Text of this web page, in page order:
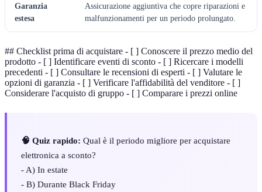
Garanzia
estesa
Assicurazione aggiuntiva che copre riparazioni e
malfunzionamenti per un periodo prolungato.
## Checklist prima di acquistare - [ ] Conoscere il prezzo medio del
prodotto - [ ] Identificare eventi di sconto - [ ] Ricercare i modelli
precedenti - [ ] Consultare le recensioni di esperti - [ ] Valutare le
opzioni di garanzia - [ ] Verificare l'affidabilità del venditore - [ ]
Considerare l'acquisto di gruppo - [ ] Comparare i prezzi online
🧠 Quiz rapido: Qual è il periodo migliore per acquistare
elettronica a sconto?
- A) In estate
- B) Durante Black Friday